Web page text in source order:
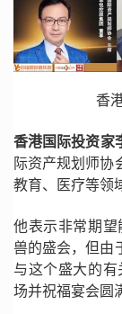
香
香港国际投资家
际资产规划师协
教育、医疗等领
他表示非常期望
兽的盛会，但由
与这个盛大的
场并祝福宴会圆